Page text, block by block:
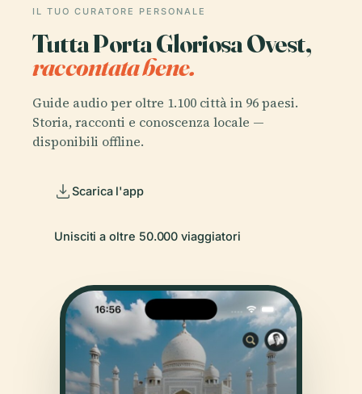
IL TUO CURATORE PERSONALE
Tutta Porta Gloriosa Ovest,
raccontata bene.
Guide audio per oltre 1.100 città in 96 paesi.
Storia, racconti e conoscenza locale —
disponibili offline.
Scarica l'app
Unisciti a oltre 50.000 viaggiatori